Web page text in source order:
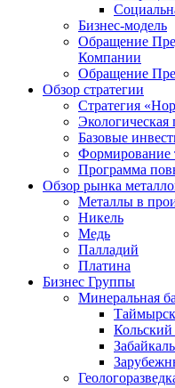
Бизнес-модель
Обращение
Компании
Обращение
Обзор стратегии
Стратегия
Экологическая
Базовые
Формирование
Программа
Обзор рынка
Металлы в
Никель
Медь
Палладий
Платина
Бизнес Группы
Минеральная
Кольский